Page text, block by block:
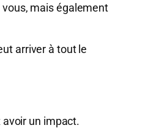
mais également
arriver à tout le
un impact.